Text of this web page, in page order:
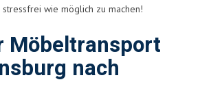
wie möglich zu machen!
Möbeltransport
nach